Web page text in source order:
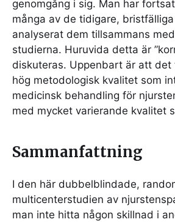
genomgång i sig. Man har
många av de tidigare,
analyserat dem tillsammans
studierna. Huruvida detta är
diskuteras. Uppenbart är att det
hög metodologisk kvalitet som
medicinsk behandling för
med mycket varierande kvalitet
Sammanfattning
I den här dubbelblindade,
multicenterstudien av
man inte hitta någon skillnad i